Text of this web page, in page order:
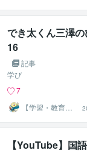
たの心と子育て
を応援し隊
でき太くん三澤
16
記事
学び
7
【学習・教育相
談室】＠でき太
くん
【YouTube】国